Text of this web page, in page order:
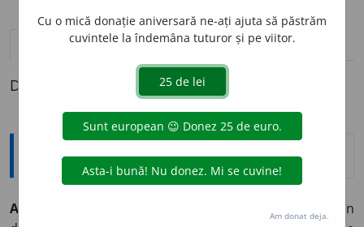
definiții (1)
Definiția cu ID-ul 32763:
Explicative DEX
ARN
Bumbac răsucit într-un singur fir și vopsit în
Cu o mică donație aniversară ne-ați ajuta să păstrăm
cuvintele la îndemâna tuturor și pe viitor.
Am donat deja.